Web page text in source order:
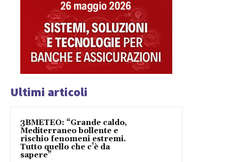
Ultimi articoli
3BMETEO: “Grande caldo,
Mediterraneo bollente e
rischio fenomeni estremi.
Tutto quello che c’è da
sapere”